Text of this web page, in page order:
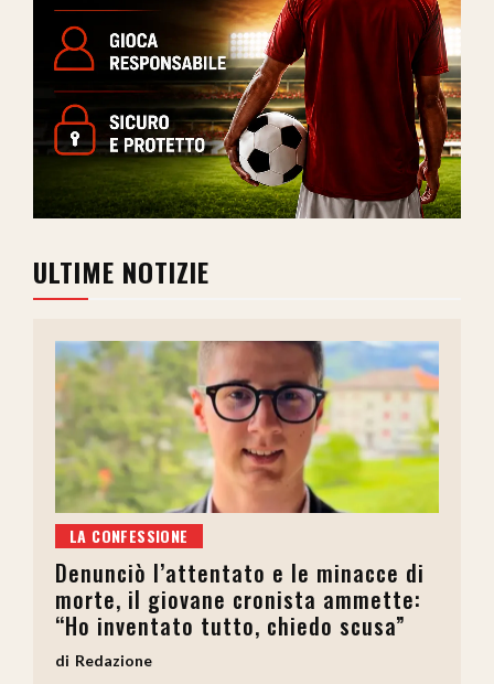
ULTIME NOTIZIE
LA CONFESSIONE
Denunciò l’attentato e le minacce di
morte, il giovane cronista ammette:
“Ho inventato tutto, chiedo scusa”
Redazione